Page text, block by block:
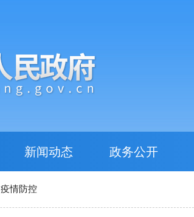
新闻动态 政务公开
疫情防控